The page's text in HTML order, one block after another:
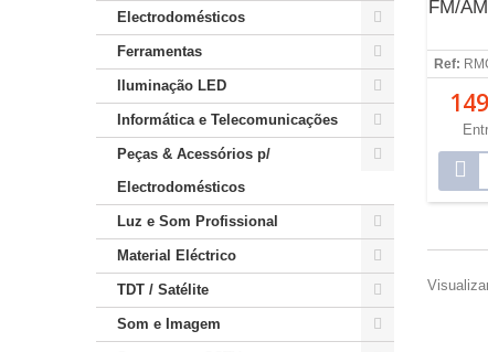
Electrodomésticos
Ferramentas
Iluminação LED
Informática e Telecomunicações
Peças & Acessórios p/
Electrodomésticos
Luz e Som Profissional
Material Eléctrico
TDT / Satélite
Som e Imagem
FM/
Ref: